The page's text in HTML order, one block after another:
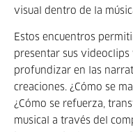
visual dentro de la
Estos encuentros
presentar sus
profundizar en las
creaciones. ¿Cómo se
¿Cómo se refuerza,
musical a través del